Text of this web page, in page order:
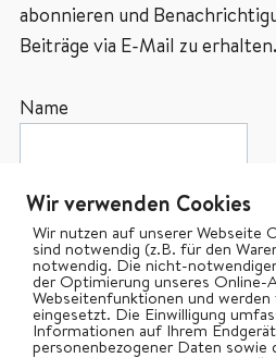
abonnieren und
Beiträge via E-Mail zu erhalten.
Name
Email*
Wir verwenden Cookies
Wir nutzen auf unserer Webseite
sind notwendig (z.B. für den
notwendig. Die nicht-
der Optimierung unseres Online-
Webseitenfunktionen und
eingesetzt. Die Einwilligung
Informationen auf Ihrem
personenbezogener Daten sowie